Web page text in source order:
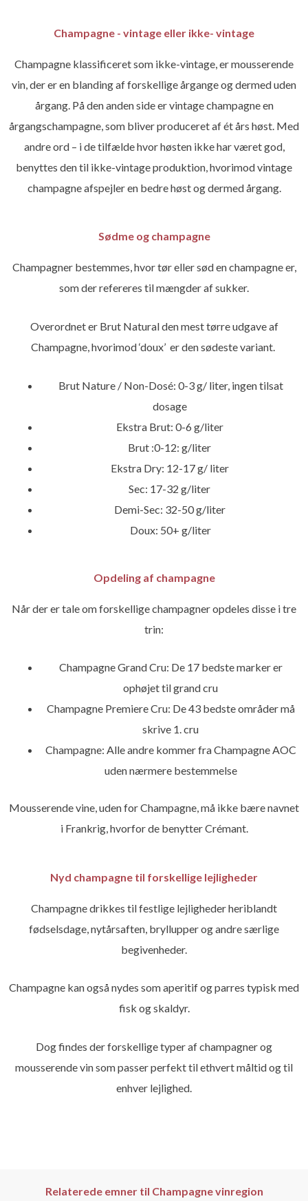
Champagne - vintage eller ikke- vintage
Champagne klassificeret som ikke-vintage, er mousserende
vin, der er en blanding af forskellige årgange og dermed uden
årgang. På den anden side er vintage champagne en
årgangschampagne, som bliver produceret af ét års høst. Med
andre ord – i de tilfælde hvor høsten ikke har været god,
benyttes den til ikke-vintage produktion, hvorimod vintage
champagne afspejler en bedre høst og dermed årgang.
Sødme og champagne
Champagner bestemmes, hvor tør eller sød en champagne er,
som der refereres til mængder af sukker.
Overordnet er Brut Natural den mest tørre udgave af
Champagne, hvorimod ‘doux’ er den sødeste variant.
Brut Nature / Non-Dosé: 0-3 g/ liter, ingen tilsat
dosage
Ekstra Brut: 0-6 g/liter
Brut :0-12: g/liter
Ekstra Dry: 12-17 g/ liter
Sec: 17-32 g/liter
Demi-Sec: 32-50 g/liter
Doux: 50+ g/liter
Opdeling af champagne
Når der er tale om forskellige champagner opdeles disse i tre
trin:
Champagne Grand Cru: De 17 bedste marker er
ophøjet til grand cru
Champagne Premiere Cru: De 43 bedste områder må
skrive 1. cru
Champagne: Alle andre kommer fra Champagne AOC
uden nærmere bestemmelse
Mousserende vine, uden for Champagne, må ikke bære navnet
i Frankrig, hvorfor de benytter Crémant.
Nyd champagne til forskellige lejligheder
Champagne drikkes til festlige lejligheder heriblandt
fødselsdage, nytårsaften, bryllupper og andre særlige
begivenheder.
Champagne kan også nydes som aperitif og parres typisk med
fisk og skaldyr.
Dog findes der forskellige typer af champagner og
mousserende vin som passer perfekt til ethvert måltid og til
enhver lejlighed.
Relaterede emner til Champagne vinregion